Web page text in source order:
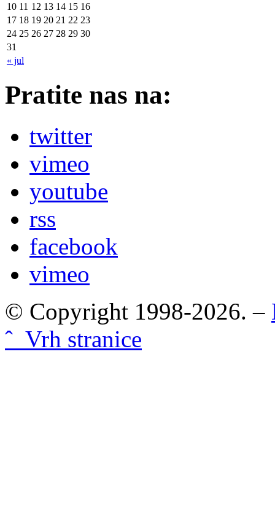
« jul
10 11 12 13 14 15 16
17 18 19 20 21 22 23
24 25 26 27 28 29 30
31
Pratite nas na:
twitter
vimeo
youtube
rss
facebook
vimeo
© Copyright 1998-2026. –
ˆ Vrh stranice